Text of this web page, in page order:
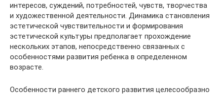
интересов, суждений, потребностей, чувств, творчества
и художественной деятельности. Динамика становления
эстетической чувствительности и формирования
эстетической культуры предполагает прохождение
нескольких этапов, непосредственно связанных с
особенностями развития ребенка в определенном
возрасте.
Особенности раннего детского развития целесообразно